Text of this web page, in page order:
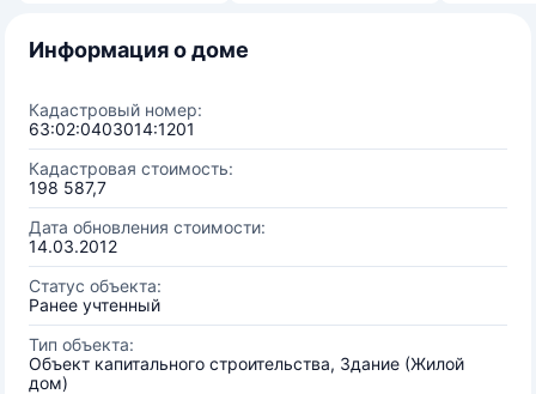
Информация о доме
Кадастровый номер:
63:02:0403014:1201
Кадастровая стоимость:
198 587,7
Дата обновления стоимости:
14.03.2012
Статус объекта:
Ранее учтенный
Тип объекта:
Объект капитального строительства, Здание (Жилой
дом)